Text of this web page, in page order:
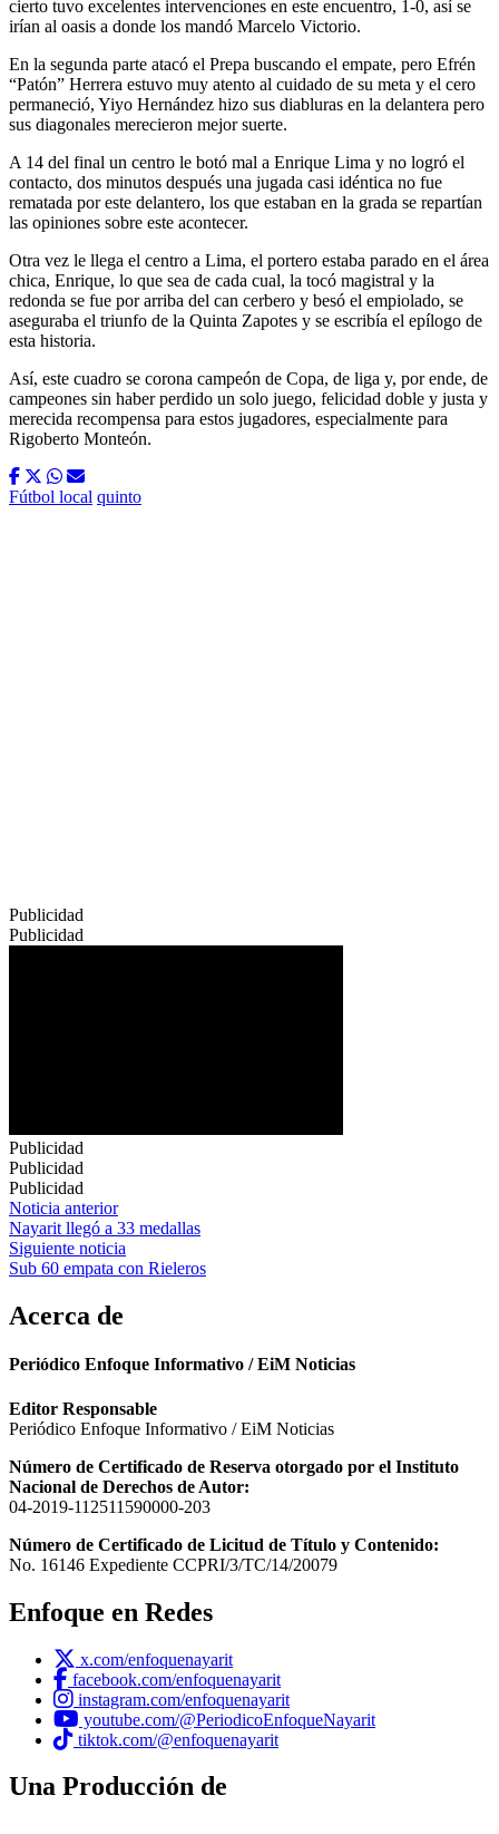
cierto tuvo excelentes intervenciones en este encuentro, 1-0, así se
irían al oasis a donde los mandó Marcelo Victorio.
En la segunda parte atacó el Prepa buscando el empate, pero Efrén
“Patón” Herrera estuvo muy atento al cuidado de su meta y el cero
permaneció, Yiyo Hernández hizo sus diabluras en la delantera pero
sus diagonales merecieron mejor suerte.
A 14 del final un centro le botó mal a Enrique Lima y no logró el
contacto, dos minutos después una jugada casi idéntica no fue
rematada por este delantero, los que estaban en la grada se repartían
las opiniones sobre este acontecer.
Otra vez le llega el centro a Lima, el portero estaba parado en el área
chica, Enrique, lo que sea de cada cual, la tocó magistral y la
redonda se fue por arriba del can cerbero y besó el empiolado, se
aseguraba el triunfo de la Quinta Zapotes y se escribía el epílogo de
esta historia.
Así, este cuadro se corona campeón de Copa, de liga y, por ende, de
campeones sin haber perdido un solo juego, felicidad doble y justa y
merecida recompensa para estos jugadores, especialmente para
Rigoberto Monteón.
Fútbol local quinto
Publicidad
Publicidad
Publicidad
Publicidad
Publicidad
Navegación
de
entradas
Noticia anterior
Nayarit llegó a 33 medallas
Siguiente noticia
Sub 60 empata con Rieleros
Acerca de
Periódico Enfoque Informativo / EiM Noticias
Editor Responsable
Periódico Enfoque Informativo / EiM Noticias
Número de Certificado de Reserva otorgado por el Instituto
Nacional de Derechos de Autor:
04-2019-112511590000-203
Número de Certificado de Licitud de Título y Contenido:
No. 16146 Expediente CCPRI/3/TC/14/20079
Enfoque en Redes
x.com/enfoquenayarit
facebook.com/enfoquenayarit
instagram.com/enfoquenayarit
youtube.com/@PeriodicoEnfoqueNayarit
tiktok.com/@enfoquenayarit
Una Producción de